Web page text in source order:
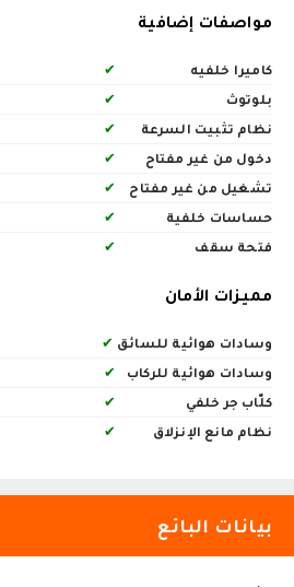
مواصفات إضافية
كاميرا خلفيه
✔
بلوتوث
✔
نظام تثبيت السرعة
✔
دخول من غير مفتاح
✔
تشغيل من غير مفتاح
✔
حساسات خلفية
✔
فتحة سقف
✔
مميزات الأمان
وسادات هوائية للسائق ✔
وسادات هوائية للركاب
✔
كلّاب جر خلفي
✔
نظام مانع الإنزلاق
✔
بيانات البائع